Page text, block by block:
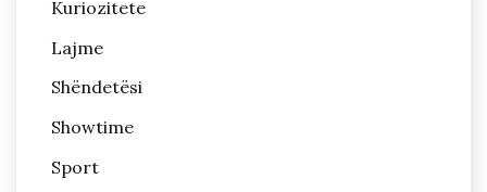
Kuriozitete
Lajme
Shëndetësi
Showtime
Sport